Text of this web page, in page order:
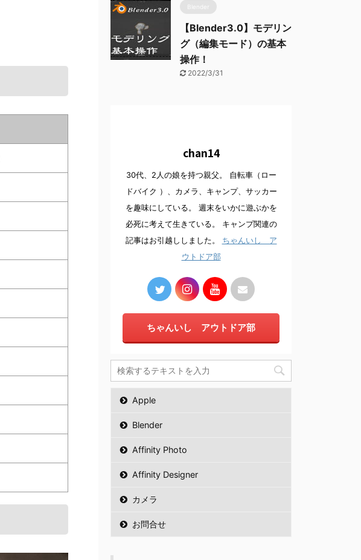
Blender
【Blender3.0】モデリン
グ（編集モード）の基本
操作！
2022/3/31
chan14
30代、2人の娘を持つ親父。 自転車（ロー
ドバイク ）、カメラ、キャンプ、サッカー
を趣味にしている。 週末をいかに遊ぶかを
必死に考えて生きている。 キャンプ関連の
記事はお引越ししました。 ちゃんいし ア
ウトドア部
ちゃんいし アウトドア部
Apple
Blender
Affinity Photo
Affinity Designer
カメラ
お問合せ